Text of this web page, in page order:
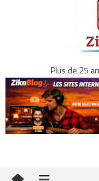
Plus de 25